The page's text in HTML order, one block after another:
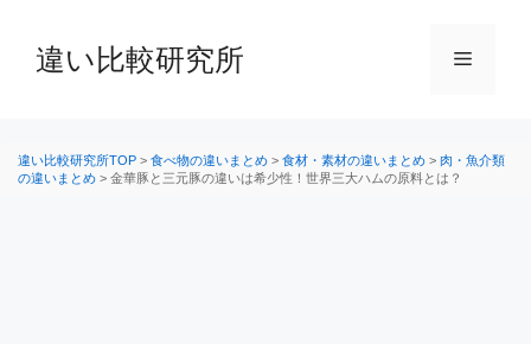
へ
違い比較研究所 メ
違い比較研究所TOP > 食べ物の違いまとめ > 食材・素材の違いまとめ > 肉・魚介類
の違いまとめ > 金華豚と三元豚の違いは希少性！世界三大ハムの原料とは？